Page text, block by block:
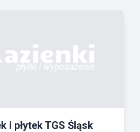
i płytek TGS Śląsk